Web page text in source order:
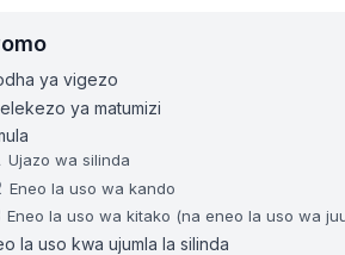
ya vigezo
ya matumizi
Ujazo wa silinda
Eneo la uso wa kando
Eneo la uso wa kitako (na eneo la uso wa
la uso kwa ujumla la silinda